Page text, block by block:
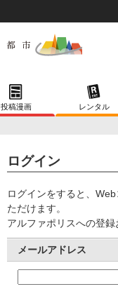
投稿漫画 レンタル
ログイン
ログインをすると、
ただけます。
アルファポリスへの登録
メールアドレス